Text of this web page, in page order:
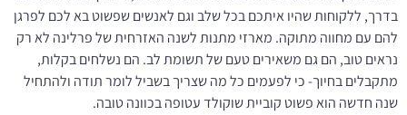
בדרך, ללקוחות שהיו איתכם בכל שלב וגם לאנשים שפשוט בא לכם לפרגן
להם עם מחווה מתוקה. מארזי מתנות לשנה האזרחית של פרלינה לא רק
נראים טוב, הם גם משאירים טעם של תשומת לב. הם נשלחים בקלות,
מתקבלים בחיוך- כי לפעמים כל מה שצריך בשביל לומר תודה ולהתחיל
שנה חדשה הוא פשוט קוביית שוקולד עטופה בכוונה טובה.